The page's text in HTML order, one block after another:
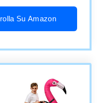
Su Amazon